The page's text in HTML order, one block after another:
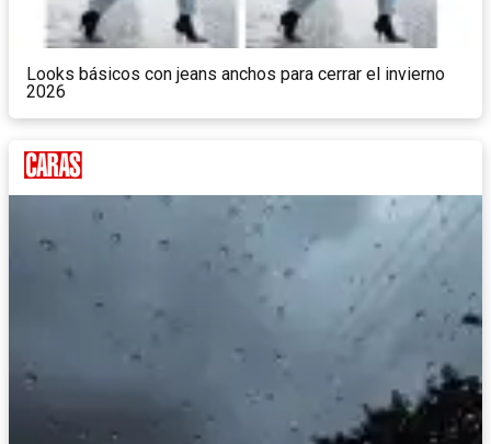
Looks básicos con jeans anchos para cerrar el invierno
2026